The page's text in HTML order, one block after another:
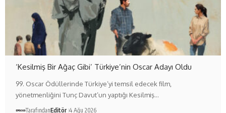
‘Kesilmiş Bir Ağaç Gibi’ Türkiye’nin Oscar Adayı Oldu
99. Oscar Ödüllerinde Türkiye’yi temsil edecek film,
yönetmenliğini Tunç Davut’un yaptığı Kesilmiş…
TarafındanEditör 4 Ağu 2026